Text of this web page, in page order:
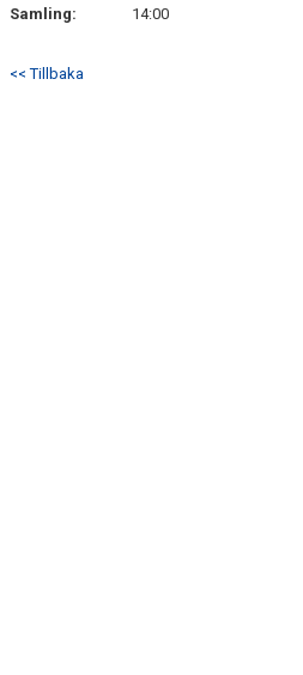
Samling:
14:00
<< Tillbaka